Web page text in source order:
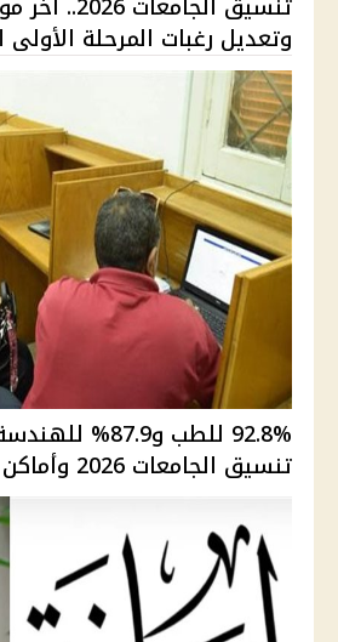
وتعديل رغبات المرحلة
92.8% للطب
تنسيق الجامعات 2026 وأماكن المرحلة ...